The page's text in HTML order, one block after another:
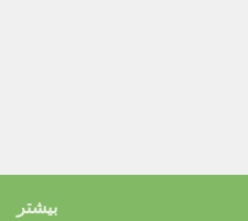
بیشتر